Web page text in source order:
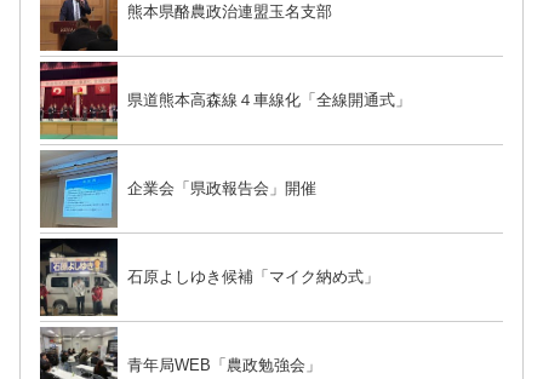
熊本県酪農政治連盟玉名支部
県道熊本高森線４車線化「全線開通式」
企業会「県政報告会」開催
石原よしゆき候補「マイク納め式」
青年局WEB「農政勉強会」